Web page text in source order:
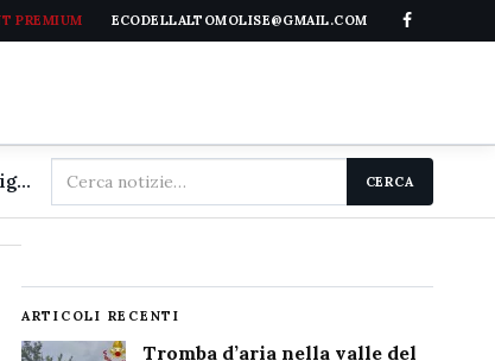
PREMIUM ECODELLALTOMOLISE@GMAIL.COM
Tromba d'aria nella valle del Volturno, decine di alberi abbattuti dal vento: Vigili del fuoco ripristinano lo stato dei luoghi
Cerca
nel
CERCA
ARTICOLI RECENTI
Tromba d’aria nella valle del